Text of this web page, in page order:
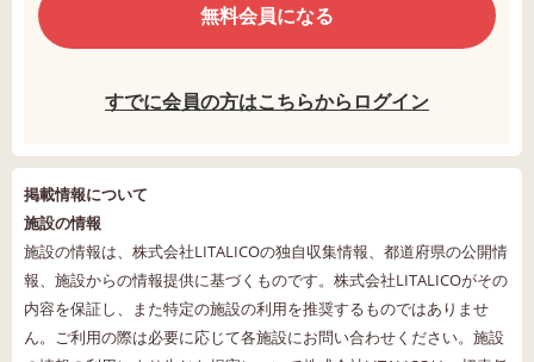
無料会員になる
すでに会員の方はこちらからログイン
掲載情報について
施設の情報
施設の情報は、株式会社LITALICOの独自収集情報、都道府県の公開情
報、施設からの情報提供に基づくものです。株式会社LITALICOがその
内容を保証し、また特定の施設の利用を推奨するものではありませ
ん。ご利用の際は必要に応じて各施設にお問い合わせください。施設